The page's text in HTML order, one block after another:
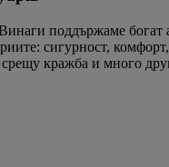
поддържаме богат
сигурност,
кражба и много